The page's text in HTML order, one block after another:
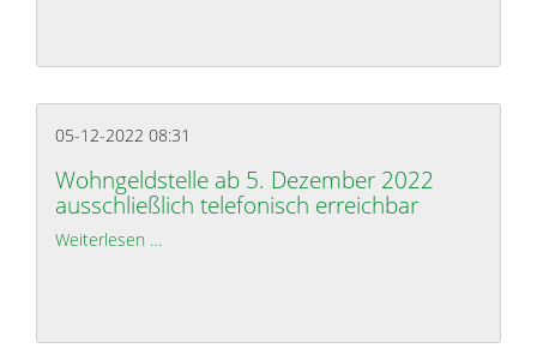
05-12-2022 08:31
Wohngeldstelle ab 5. Dezember 2022
ausschließlich telefonisch erreichbar
Weiterlesen …